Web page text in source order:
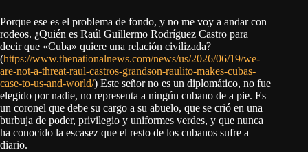
Porque ese es el problema de fondo, y no me voy a andar con
rodeos. ¿Quién es Raúl Guillermo Rodríguez Castro para
decir que «Cuba» quiere una relación civilizada?
(https://www.thenationalnews.com/news/us/2026/06/19/we-
are-not-a-threat-raul-castros-grandson-raulito-makes-cubas-
case-to-us-and-world/) Este señor no es un diplomático, no fue
elegido por nadie, no representa a ningún cubano de a pie. Es
un coronel que debe su cargo a su abuelo, que se crió en una
burbuja de poder, privilegio y uniformes verdes, y que nunca
ha conocido la escasez que el resto de los cubanos sufre a
diario.